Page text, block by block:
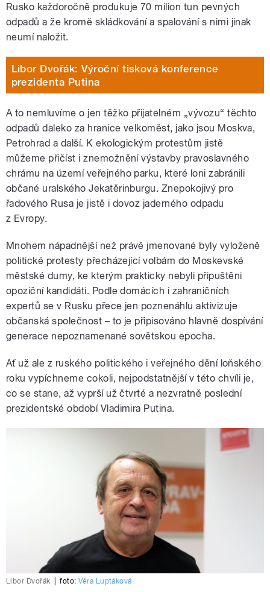
Rusko každoročně produkuje 70 milion tun pevných
odpadů a že kromě skládkování a spalování s nimi jinak
neumí naložit.
Libor Dvořák: Výroční tisková konference
prezidenta Putina
A to nemluvíme o jen těžko přijatelném „vývozu“ těchto
odpadů daleko za hranice velkoměst, jako jsou Moskva,
Petrohrad a další. K ekologickým protestům jistě
můžeme přičíst i znemožnění výstavby pravoslavného
chrámu na území veřejného parku, které loni zabránili
občané uralského Jekatěrinburgu. Znepokojivý pro
řadového Rusa je jistě i dovoz jaderného odpadu
z Evropy.
Mnohem nápadnější než právě jmenované byly vyloženě
politické protesty přecházející volbám do Moskevské
městské dumy, ke kterým prakticky nebyli připuštěni
opoziční kandidáti. Podle domácích i zahraničních
expertů se v Rusku přece jen poznenáhlu aktivizuje
občanská společnost – to je připisováno hlavně dospívání
generace nepoznamenané sovětskou epocha.
Ať už ale z ruského politického i veřejného dění loňského
roku vypíchneme cokoli, nejpodstatnější v této chvíli je,
co se stane, až vyprší už čtvrté a nezvratně poslední
prezidentské období Vladimira Putina.
Libor Dvořák foto:Věra Luptáková